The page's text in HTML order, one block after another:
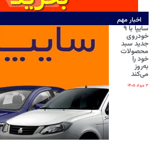
اخبار مهم
سایپا با ۹
خودروی
جدید سبد
محصولات
خود را
به‌روز
می‌کند
۳ مرداد ۱۴۰۵